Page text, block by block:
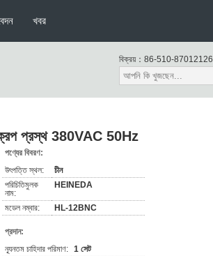
খবর
বিক্রয়： 86-510-87012126
প্রস্থ 380VAC 50Hz
পণ্যের বিবরণ:
উৎপত্তি স্থল:
চীন
পরিচিতিমুলক
নাম:
HEINEDA
মডেল নম্বার: HL-12BNC
প্রদান:
ন্যূনতম চাহিদার পরিমাণ: 1 সেট